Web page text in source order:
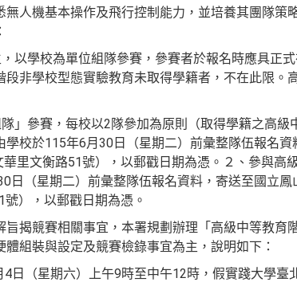
人機基本操作及飛行控制能力，並培養其團隊策
以學校為單位組隊參賽，參賽者於報名時應具正
非學校型態實驗教育未取得學籍者，不在此限。
」參賽，每校以2隊參加為原則（取得學籍之高級
校於115年6月30日（星期二）前彙整隊伍報名
里文衡路51號），以郵戳日期為憑。２、參與高
日（星期二）前彙整隊伍報名資料，寄送至國立
號），以郵戳日期為憑。
揭競賽相關事宜，本署規劃辦理「高級中等教育
組裝與設定及競賽檢錄事宜為主，說明如下：
日（星期六）上午9時至中午12時，假實踐大學臺